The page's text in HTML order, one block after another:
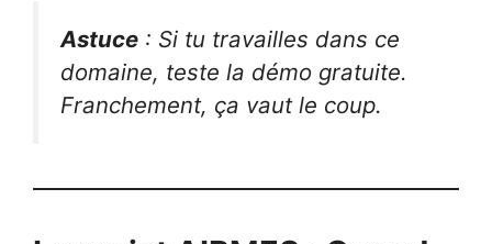
Astuce : Si tu travailles dans ce
domaine, teste la démo gratuite.
Franchement, ça vaut le coup.